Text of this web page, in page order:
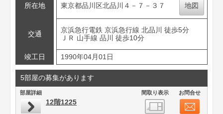
所在地 東京都品川区北品川４－７－３７ 地図
交通
京浜急行電鉄 京浜急行線 北品川 徒歩5分
ＪＲ 山手線 品川 徒歩10分
竣工日 1990年04月01日
5部屋の募集があります
部屋詳細 間取り表示 お問合せ
12階1225